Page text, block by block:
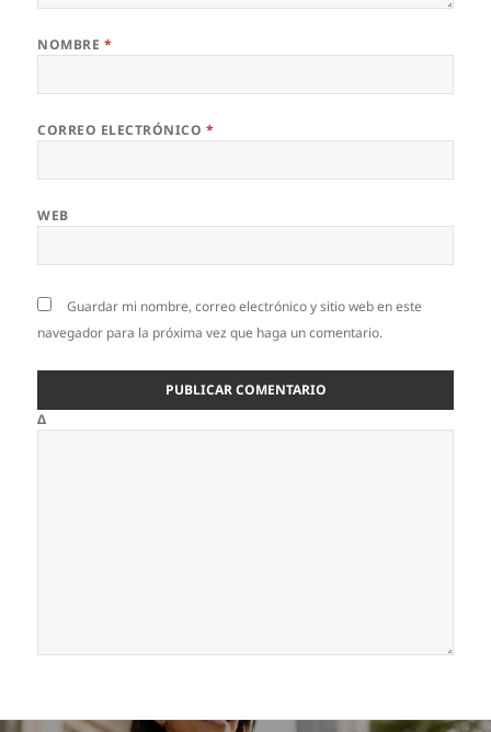
NOMBRE *
CORREO ELECTRÓNICO *
WEB
Guardar mi nombre, correo electrónico y sitio web en este
navegador para la próxima vez que haga un comentario.
Δ